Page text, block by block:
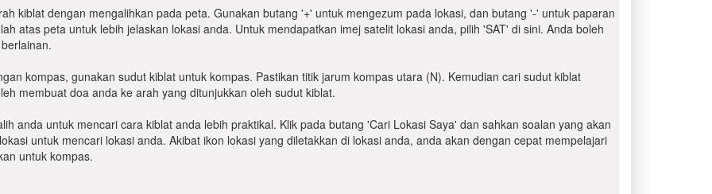
kiblat dengan mengalihkan pada peta. Gunakan butang '+' untuk mengezum pada lokasi, dan butang '-' untuk paparan
atas peta untuk lebih jelaskan lokasi anda. Untuk mendapatkan imej satelit lokasi anda, pilih 'SAT' di sini. Anda boleh
kompas, gunakan sudut kiblat untuk kompas. Pastikan titik jarum kompas utara (N). Kemudian cari sudut kiblat
membuat doa anda ke arah yang ditunjukkan oleh sudut kiblat.
anda untuk mencari cara kiblat anda lebih praktikal. Klik pada butang 'Cari Lokasi Saya' dan sahkan soalan yang akan
untuk mencari lokasi anda. Akibat ikon lokasi yang diletakkan di lokasi anda, anda akan dengan cepat mempelajari
untuk kompas.